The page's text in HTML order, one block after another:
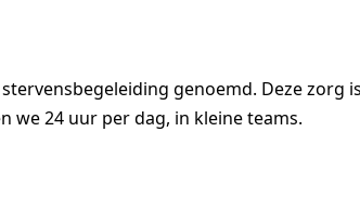
genoemd. Deze zorg
we 24 uur per dag, in kleine teams.